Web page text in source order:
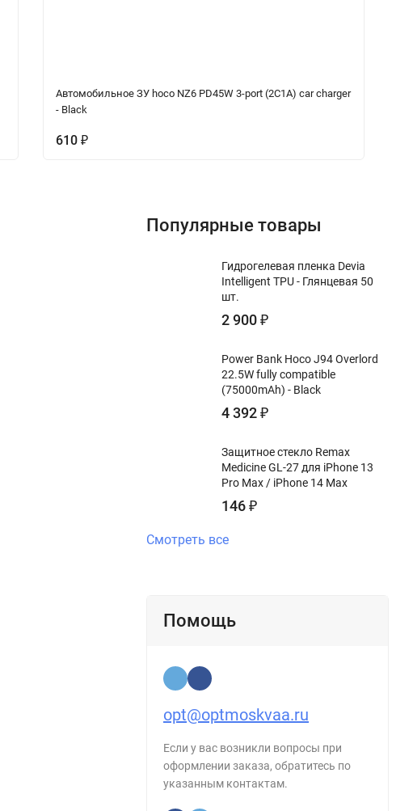
Автомобильное ЗУ hoco NZ6 PD45W 3-port (2C1A) car charger
- Black
610 ₽
Популярные товары
Гидрогелевая пленка Devia
Intelligent TPU - Глянцевая 50
шт.
2 900₽
Power Bank Hoco J94 Overlord
22.5W fully compatible
(75000mAh) - Black
4 392₽
Защитное стекло Remax
Medicine GL-27 для iPhone 13
Pro Max / iPhone 14 Max
146₽
Смотреть все
Помощь
opt@optmoskvaa.ru
Если у вас возникли вопросы при
оформлении заказа, обратитесь по
указанным контактам.